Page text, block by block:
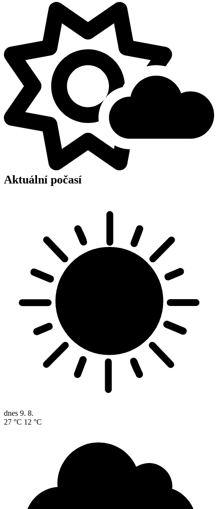
Aktuální počasí
dnes 9. 8.
27 °C 12 °C